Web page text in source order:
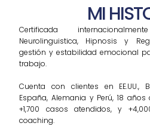
MI
Certificada
Neurolinguistica, Hipnosis y
gestión y estabilidad emocional
trabajo.
Cuenta con clientes en EE.UU.,
España, Alemania y Perú, 18
+1,700 casos atendidos, y
coaching.